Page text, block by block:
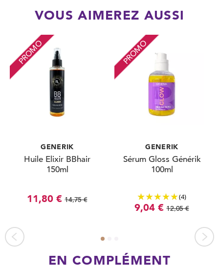
VOUS AIMEREZ AUSSI
PROMO
GENERIK
Huile Elixir BBhair
150ml
11,80 € 14,75 €
PROMO
GENERIK
Sérum Gloss Générik
100ml
(4)
9,04 € 12,05 €
EN COMPLÉMENT